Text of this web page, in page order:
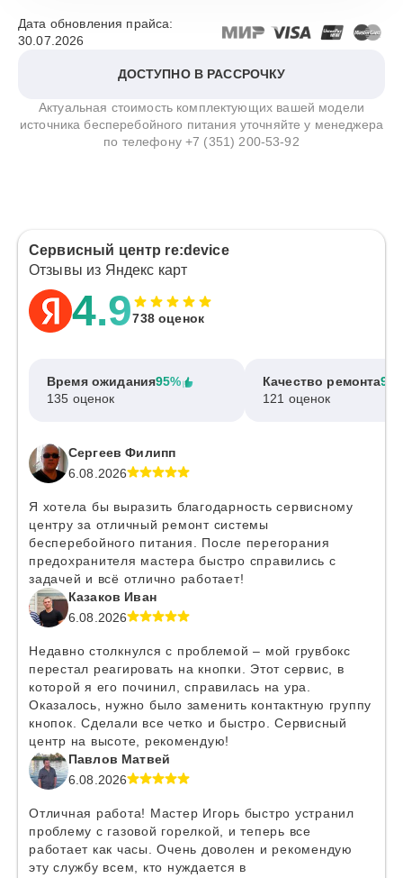
Дата обновления прайса:
30.07.2026
ДОСТУПНО В РАССРОЧКУ
Актуальная стоимость комплектующих вашей модели
источника бесперебойного питания уточняйте у менеджера
по телефону+7 (351) 200-53-92
Сервисный центр re:device
Отзывы из Яндекс карт
4.9738 оценок
Время ожидания95%
135 оценок
Качество ремонта
121 оценок
Сергеев Филипп
6.08.2026
Я хотела бы выразить благодарность сервисному
центру за отличный ремонт системы
бесперебойного питания. После перегорания
предохранителя мастера быстро справились с
задачей и всё отлично работает!
Казаков Иван
6.08.2026
Недавно столкнулся с проблемой – мой грувбокс
перестал реагировать на кнопки. Этот сервис, в
которой я его починил, справилась на ура.
Оказалось, нужно было заменить контактную группу
кнопок. Сделали все четко и быстро. Сервисный
центр на высоте, рекомендую!
Павлов Матвей
6.08.2026
Отличная работа! Мастер Игорь быстро устранил
проблему с газовой горелкой, и теперь все
работает как часы. Очень доволен и рекомендую
эту службу всем, кто нуждается в